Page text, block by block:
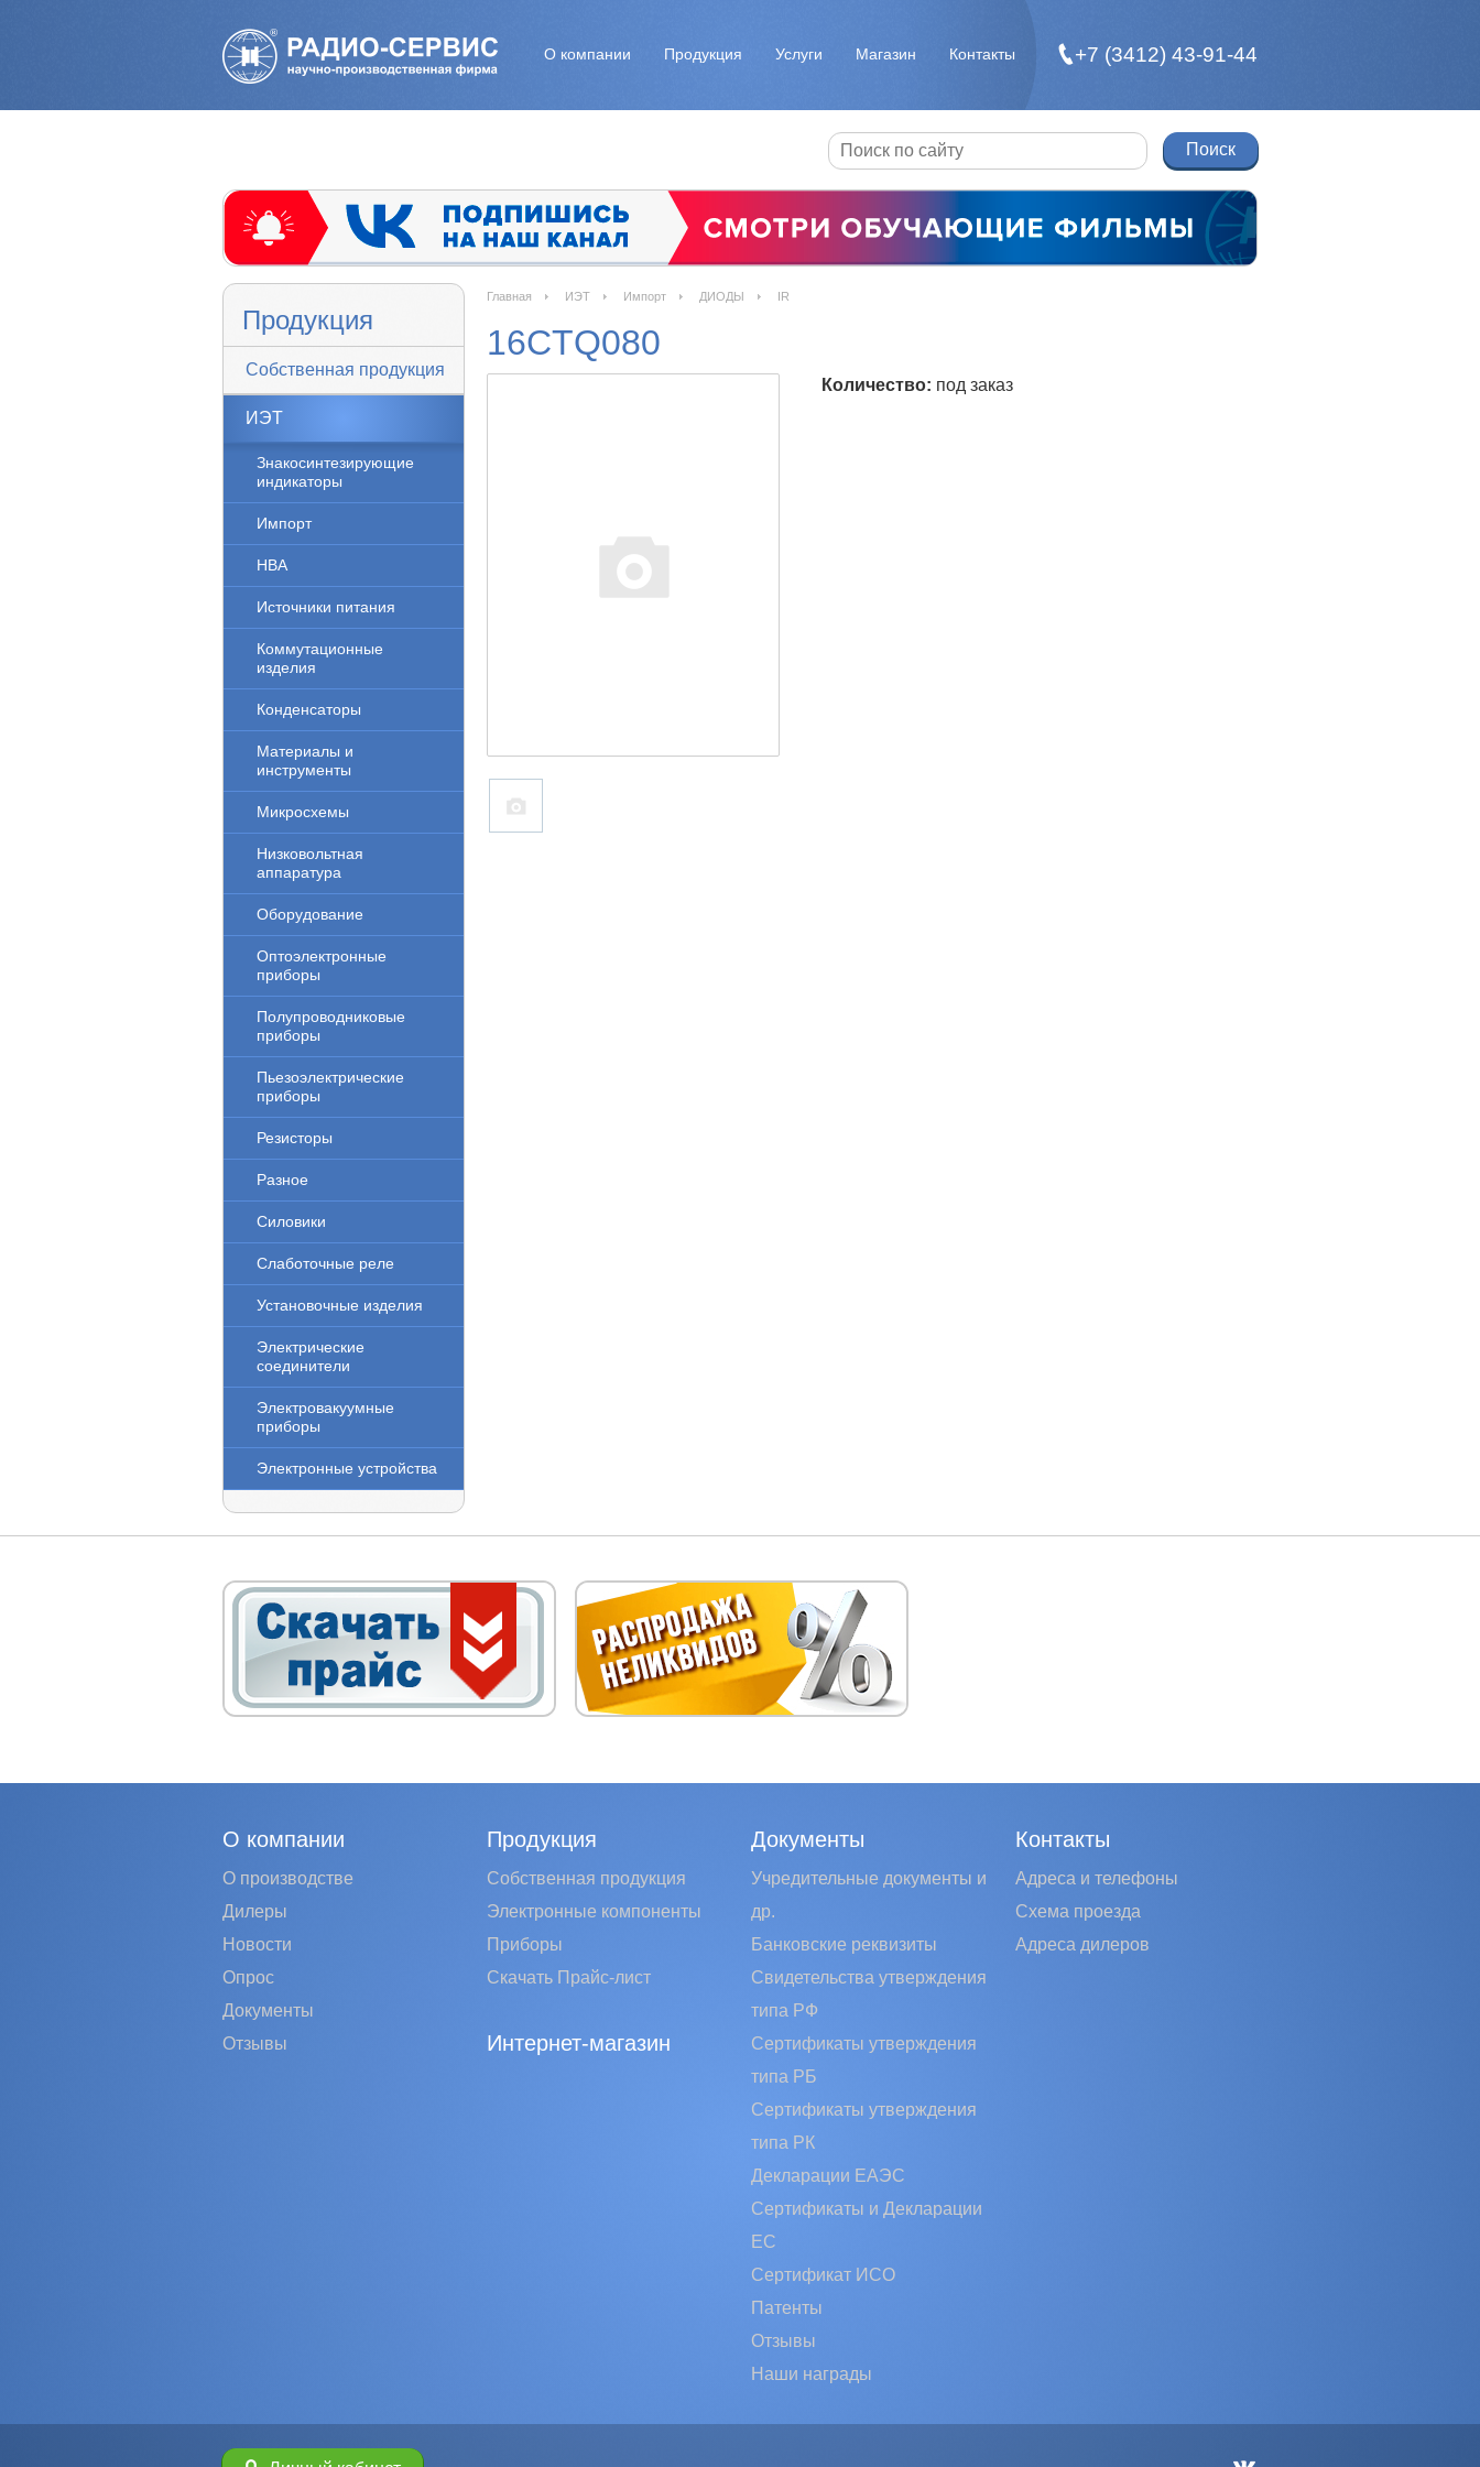
О компании Продукция Услуги Магазин Контакты +7 (3412) 43-91-44
Продукция
Собственная продукция
ИЭТ
Знакосинтезирующие
индикаторы
Импорт
НВА
Источники питания
Коммутационные
изделия
Конденсаторы
Материалы и
инструменты
Микросхемы
Низковольтная
аппаратура
Оборудование
Оптоэлектронные
приборы
Полупроводниковые
приборы
Пьезоэлектрические
приборы
Резисторы
Разное
Силовики
Слаботочные реле
Установочные изделия
Электрические
соединители
Электровакуумные
приборы
Электронные устройства
Главная ИЭТ Импорт ДИОДЫ IR
16CTQ080
Количество: под заказ
О компании
О производстве
Дилеры
Новости
Опрос
Документы
Отзывы
Продукция
Собственная продукция
Электронные компоненты
Приборы
Скачать Прайс-лист
Интернет-магазин
Документы
Учредительные документы и
др.
Банковские реквизиты
Свидетельства утверждения
типа РФ
Сертификаты утверждения
типа РБ
Сертификаты утверждения
типа РК
Декларации ЕАЭС
Сертификаты и Декларации
EC
Сертификат ИСО
Патенты
Отзывы
Наши награды
Контакты
Адреса и телефоны
Схема проезда
Адреса дилеров